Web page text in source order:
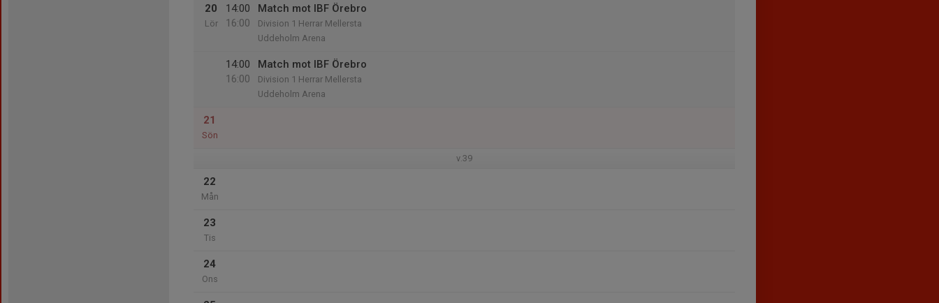
20
Lör
14:00
16:00
Match mot IBF Örebro
Division 1 Herrar Mellersta
Uddeholm Arena
14:00
16:00
Match mot IBF Örebro
Division 1 Herrar Mellersta
Uddeholm Arena
21
Sön
v.39
22
Mån
23
Tis
24
Ons